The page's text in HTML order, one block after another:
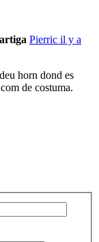
Pierric il y a
horn dond es
de costuma.